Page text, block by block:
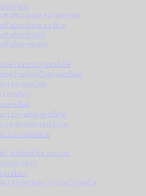
odijela
boja za opremu
boje za lice
trake
mreže
(airsoft) naočale
(balističke) naočale
za naočale
i dodaci
uređaji
za radio uređaje
i zaštitne slušalice
za slušalice
balističke zaštite
prsluci
prsluci
za prsluke i nosače ploča